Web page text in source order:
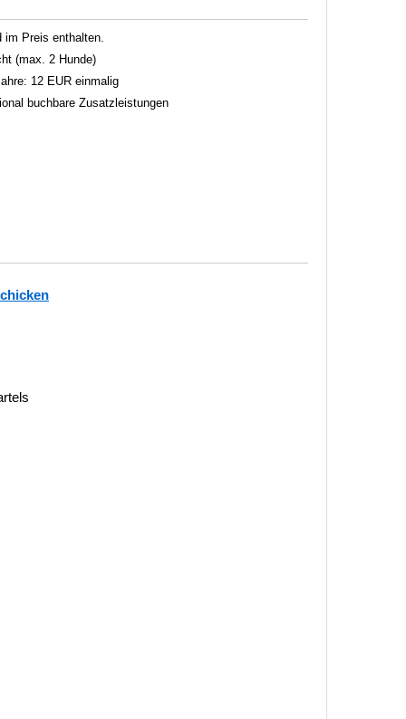
im Preis enthalten.
(max. 2 Hunde)
12 EUR einmalig
buchbare Zusatzleistungen